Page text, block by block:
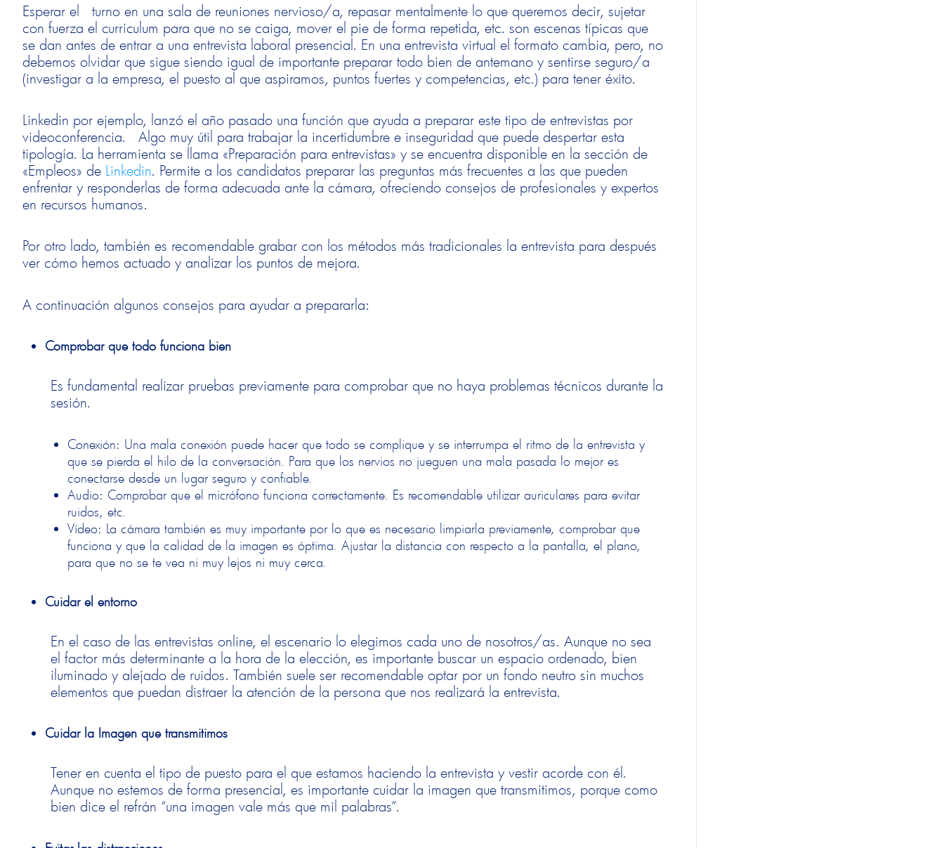
Esperar el turno en una sala de reuniones nervioso/a, repasar mentalmente lo que queremos decir, sujetar
con fuerza el curriculum para que no se caiga, mover el pie de forma repetida, etc. son escenas típicas que
se dan antes de entrar a una entrevista laboral presencial. En una entrevista virtual el formato cambia, pero, no
debemos olvidar que sigue siendo igual de importante preparar todo bien de antemano y sentirse seguro/a
(investigar a la empresa, el puesto al que aspiramos, puntos fuertes y competencias, etc.) para tener éxito.
Linkedin por ejemplo, lanzó el año pasado una función que ayuda a preparar este tipo de entrevistas por
videoconferencia. Algo muy útil para trabajar la incertidumbre e inseguridad que puede despertar esta
tipología. La herramienta se llama «Preparación para entrevistas» y se encuentra disponible en la sección de
«Empleos» de Linkedin. Permite a los candidatos preparar las preguntas más frecuentes a las que pueden
enfrentar y responderlas de forma adecuada ante la cámara, ofreciendo consejos de profesionales y expertos
en recursos humanos.
Por otro lado, también es recomendable grabar con los métodos más tradicionales la entrevista para después
ver cómo hemos actuado y analizar los puntos de mejora.
A continuación algunos consejos para ayudar a prepararla:
Comprobar que todo funciona bien
Es fundamental realizar pruebas previamente para comprobar que no haya problemastécnicos durante la
sesión.
Conexión: Una mala conexión puede hacer que todo se complique y se interrumpa el ritmo de la entrevista y
que se pierda el hilo de la conversación. Para que los nervios no jueguen una mala pasada lo mejor es
conectarse desde un lugar seguro y confiable.
Audio: Comprobar que el micrófono funciona correctamente. Es recomendable utilizar auriculares para evitar
ruidos, etc.
Vídeo: La cámara también es muy importante por lo que es necesario limpiarla previamente, comprobar que
funciona y que la calidad de la imagen es óptima. Ajustar la distancia con respecto a la pantalla, el plano,
para que no se te vea ni muy lejos ni muy cerca.
Cuidar el entorno
En el caso de las entrevistas online, el escenario lo elegimos cada uno de nosotros/as. Aunque no sea
el factor más determinante a la hora de la elección, es importante buscar un espacio ordenado, bien
iluminado y alejado de ruidos. También suele ser recomendable optar por un fondo neutro sin muchos
elementos que puedan distraer la atención de la persona que nos realizará la entrevista.
Cuidar la Imagen que transmitimos
Tener en cuenta el tipo de puesto para el que estamos haciendo la entrevista y vestir acorde con él.
Aunque no estemos de forma presencial, es importante cuidar la imagen que transmitimos, porque como
bien dice el refrán “una imagen vale más que mil palabras”.